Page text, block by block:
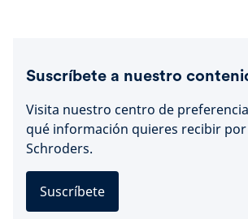
Suscríbete a nuestro
Visita nuestro centro de
qué información quieres recibir
Schroders.
Suscríbete